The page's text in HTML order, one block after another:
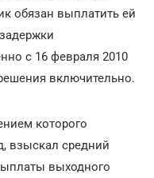
обязан выплатить ей
с 16 февраля 2010
включительно.
которого
взыскал средний
выходного